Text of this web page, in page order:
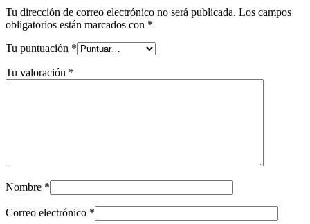
Tu dirección de correo electrónico no será publicada. Los campos
obligatorios están marcados con *
Tu puntuación *
Tu valoración *
Nombre *
Correo electrónico *